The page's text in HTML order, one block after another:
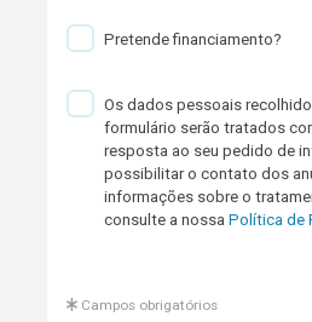
Pretende financiamento?
Os dados pessoais
formulário serão tratados
resposta ao seu pedido de
possibilitar o contato dos
informações sobre o
consulte a nossaPolítica de
Campos obrigatórios